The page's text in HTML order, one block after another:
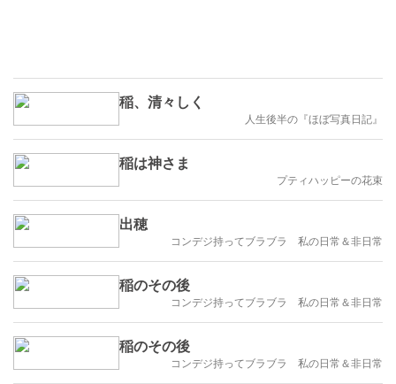
稲、清々しく
人生後半の『ほぼ写真日記』
稲は神さま
プティハッピーの花束
出穂
コンデジ持ってブラブラ 私の日常＆非日常
稲のその後
コンデジ持ってブラブラ 私の日常＆非日常
稲のその後
コンデジ持ってブラブラ 私の日常＆非日常